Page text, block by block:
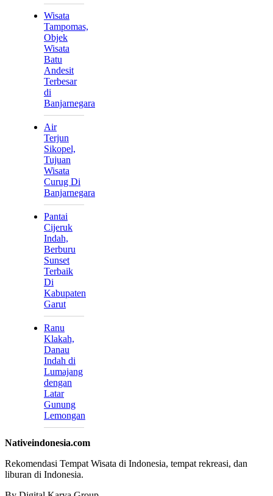
Wisata
Tampomas,
Objek
Wisata
Batu
Andesit
Terbesar
di
Banjarnegara
Air
Terjun
Sikopel,
Tujuan
Wisata
Curug Di
Banjarnegara
Pantai
Cijeruk
Indah,
Berburu
Sunset
Terbaik
Di
Kabupaten
Garut
Ranu
Klakah,
Danau
Indah di
Lumajang
dengan
Latar
Gunung
Lemongan
Nativeindonesia.com
Rekomendasi Tempat Wisata di Indonesia, tempat rekreasi, dan
liburan di Indonesia.